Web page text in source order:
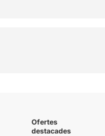
Ofertes
destacades